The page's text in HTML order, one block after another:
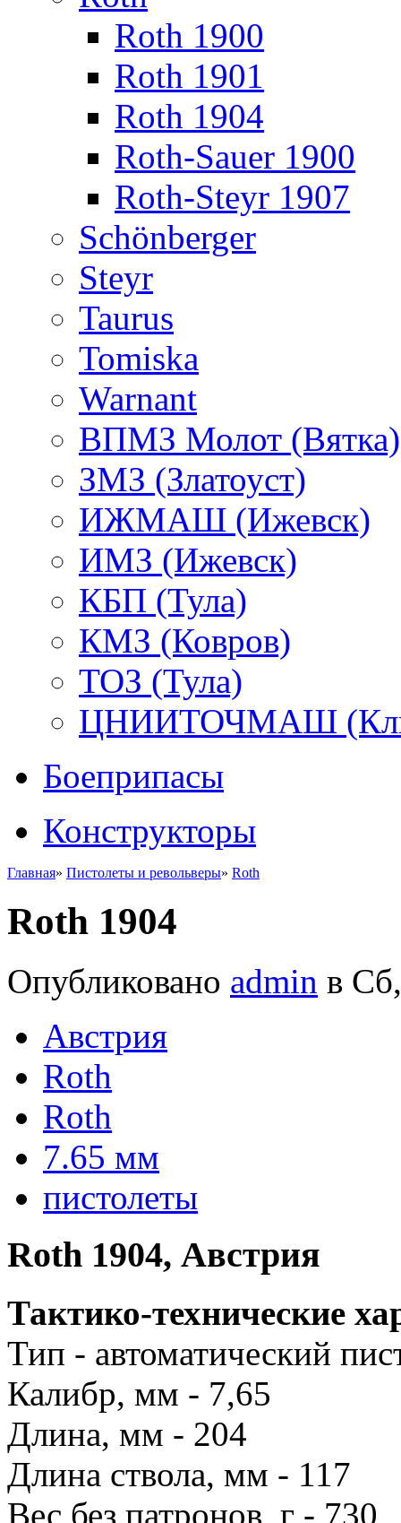
Roth 1900
Roth 1901
Roth 1904
Roth-Sauer 1900
Roth-Steyr 1907
Schönberger
Steyr
Taurus
Tomiska
Warnant
ВПМЗ Молот (Вятка)
ЗМЗ (Златоуст)
ИЖМАШ (Ижевск)
ИМЗ (Ижевск)
КБП (Тула)
КМЗ (Ковров)
ТОЗ (Тула)
ЦНИИТОЧМАШ
Боеприпасы
Конструкторы
Главная» Пистолеты и револьверы» Roth
Roth 1904
Опубликовано admin в
Австрия
Roth
Roth
7.65 мм
пистолеты
Roth 1904, Австрия
Тактико-технические
Тип - автоматический
Калибр, мм - 7,65
Длина, мм - 204
Длина ствола, мм - 117
Вес без патронов, г - 730